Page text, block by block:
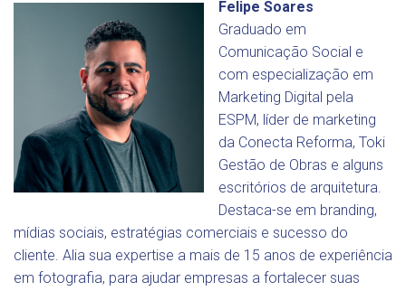
Felipe Soares
Graduado em
Comunicação Social e
com especialização em
Marketing Digital pela
ESPM, líder de marketing
da Conecta Reforma, Toki
Gestão de Obras e alguns
escritórios de arquitetura.
Destaca-se em branding,
mídias sociais, estratégias comerciais e sucesso do
cliente. Alia sua expertise a mais de 15 anos de experiência
em fotografia, para ajudar empresas a fortalecer suas